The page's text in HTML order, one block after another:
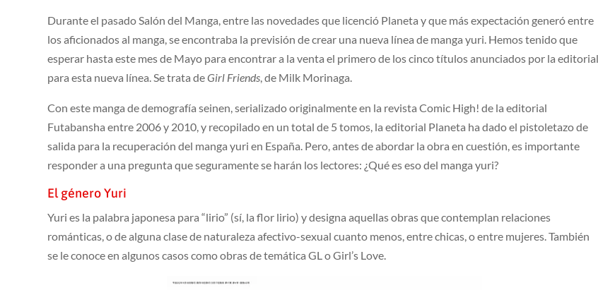
Durante el pasado Salón del Manga, entre las novedades que licenció Planeta y que más expectación generó entre
los aficionados al manga, se encontraba la previsión de crear una nueva línea de manga yuri. Hemos tenido que
esperar hasta este mes de Mayo para encontrar a la venta el primero de los cinco títulos anunciados por la editorial
para esta nueva línea. Se trata deGirl Friends, de Milk Morinaga.
Con este manga de demografía seinen, serializado originalmente en la revista Comic High! de la editorial
Futabansha entre 2006 y 2010, y recopilado en un total de 5 tomos, la editorial Planeta ha dado el pistoletazo de
salida para la recuperación del manga yuri en España. Pero, antes de abordar la obra en cuestión, es importante
responder a una pregunta que seguramente se harán los lectores: ¿Qué es eso del manga yuri?
El género Yuri
Yuri es la palabra japonesa para “lirio” (sí, la flor lirio) y designa aquellas obras que contemplan relaciones
románticas, o de alguna clase de naturaleza afectivo-sexual cuanto menos, entre chicas, o entre mujeres. También
se le conoce en algunos casos como obras de temática GL o Girl’s Love.